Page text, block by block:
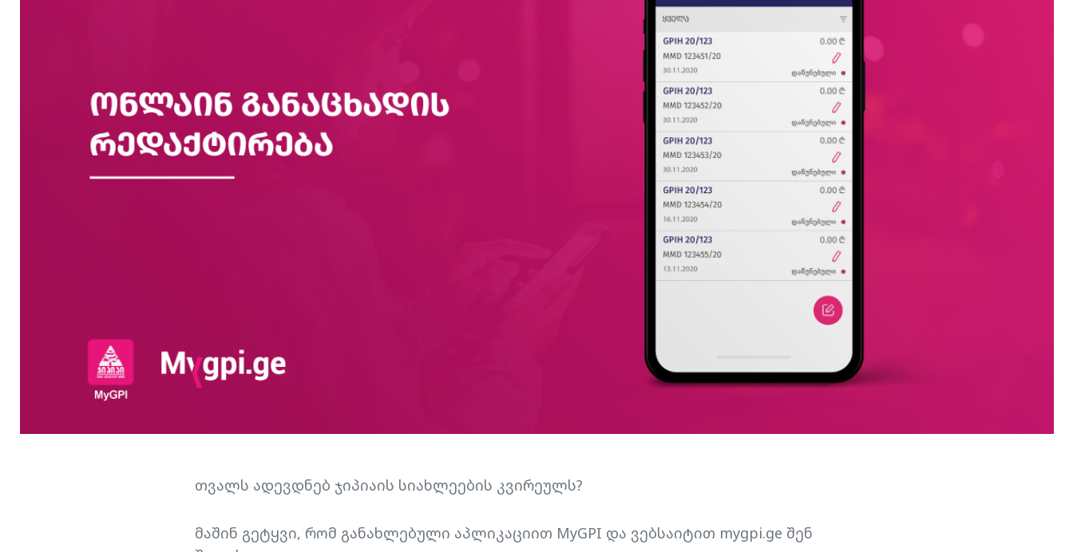
თვალს ადევდნებ ჯიპიაის სიახლეების კვირეულს?
მაშინ გეტყვი, რომ განახლებული აპლიკაციით MyGPI და ვებსაიტით mygpi.ge შენ